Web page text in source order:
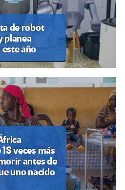
de robot
planea
año
veces más
antes de
uno nacido